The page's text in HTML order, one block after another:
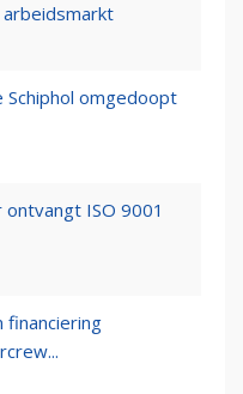
arbeidsmarkt
Schiphol omgedoopt
ISO 9001
financiering